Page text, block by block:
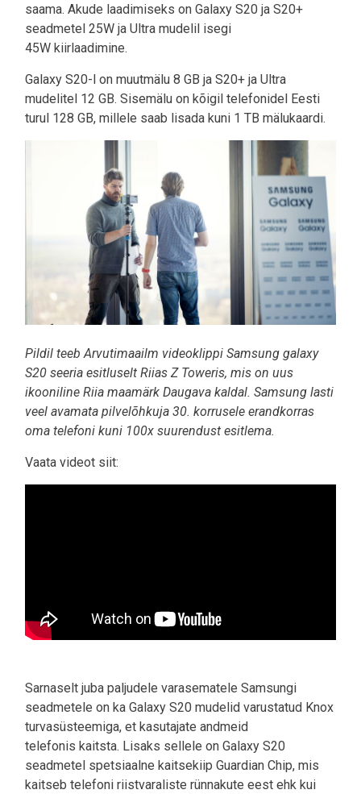
saama. Akude laadimiseks on Galaxy S20 ja S20+
seadmetel 25W ja Ultra mudelil isegi
45W kiirlaadimine.
Galaxy S20-l on muutmälu 8 GB ja S20+ ja Ultra
mudelitel 12 GB. Sisemälu on kõigil telefonidel Eesti
turul 128 GB, millele saab lisada kuni 1 TB mälukaardi.
Pildil teeb Arvutimaailm videoklippi Samsung galaxy
S20 seeria esitluselt Riias Z Toweris, mis on uus
ikooniline Riia maamärk Daugava kaldal. Samsung lasti
veel avamata pilvelõhkuja 30. korrusele erandkorras
oma telefoni kuni 100x suurendust esitlema.
Vaata videot siit:
Sarnaselt juba paljudele varasematele Samsungi
seadmetele on ka Galaxy S20 mudelid varustatud Knox
turvasüsteemiga, et kasutajate andmeid
telefonis kaitsta. Lisaks sellele on Galaxy S20
seadmetel spetsiaalne kaitsekiip Guardian Chip, mis
kaitseb telefoni riistvaraliste rünnakute eest ehk kui